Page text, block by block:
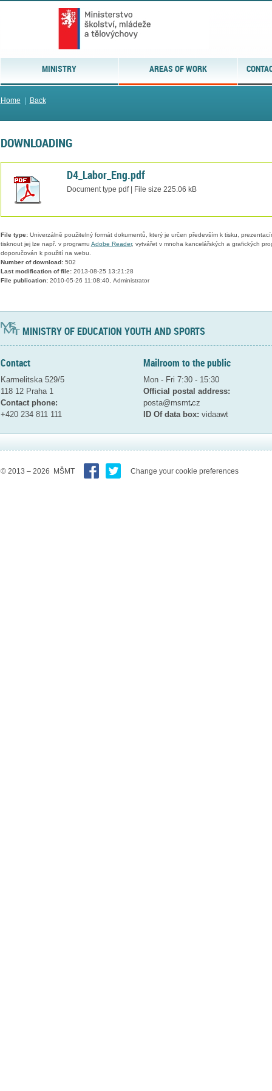
MINISTRY AREAS OF WORK
Home Back
DOWNLOADING
D4_Labor_Eng.pdf
Document type pdf | File size 225.06 kB
File type:Univerzálně použitelný formát dokumentů, který je určen především k tisku,
tisknout jej lze např. v programu Adobe Reader, vytvářet v mnoha kancelářských a grafických
doporučován k použití na webu.
Number of download:502
Last modification of file:2013-08-25 13:21:28
File publication:2010-05-26 11:08:40, Administrator
MINISTRY OF EDUCATION YOUTH AND SPORTS
Contact
Karmelitska 529/5
118 12 Praha 1
Contact phone:
+420 234 811 111
Mailroom to the public
Mon - Fri 7:30 - 15:30
Official postal address:
posta@msmtcz
ID Of data box: vidaawt
© 2013 – 2026 MŠMT Change your cookie preferences